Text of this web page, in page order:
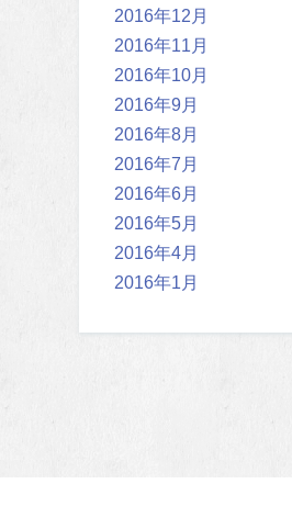
2016年12月
2016年11月
2016年10月
2016年9月
2016年8月
2016年7月
2016年6月
2016年5月
2016年4月
2016年1月